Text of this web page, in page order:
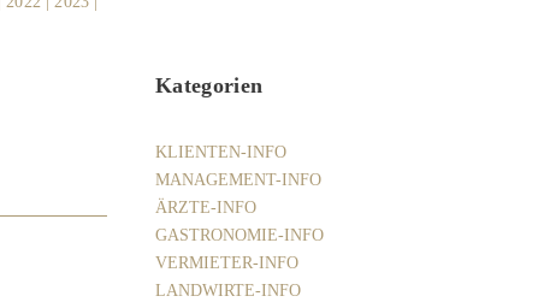
Kategorien
KLIENTEN-INFO
MANAGEMENT-INFO
ÄRZTE-INFO
GASTRONOMIE-INFO
VERMIETER-INFO
LANDWIRTE-INFO